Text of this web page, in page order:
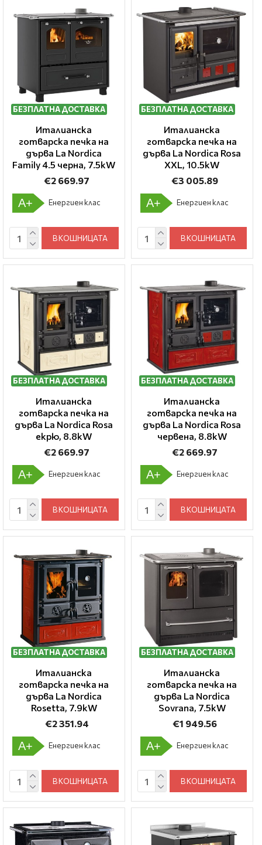
БЕЗПЛАТНА ДОСТАВКА
Италианска
готварска печка на
дърва La Nordica
Family 4.5 черна, 7.5kW
€2 669.97
A+ Енергиен клас
В КОШНИЦАТА
БЕЗПЛАТНА ДОСТАВКА
Италианска
готварска печка на
дърва La Nordica Rosa
XXL, 10.5kW
€3 005.89
A+ Енергиен клас
В КОШНИЦАТА
БЕЗПЛАТНА ДОСТАВКА
Италианска
готварска печка на
дърва La Nordica Rosa
екрю, 8.8kW
€2 669.97
A+ Енергиен клас
В КОШНИЦАТА
БЕЗПЛАТНА ДОСТАВКА
Италианска
готварска печка на
дърва La Nordica Rosa
червена, 8.8kW
€2 669.97
A+ Енергиен клас
В КОШНИЦАТА
БЕЗПЛАТНА ДОСТАВКА
Италианска
готварска печка на
дърва La Nordica
Rosetta, 7.9kW
€2 351.94
A+ Енергиен клас
В КОШНИЦАТА
БЕЗПЛАТНА ДОСТАВКА
Италианска
готварска печка на
дърва La Nordica
Sovrana, 7.5kW
€1 949.56
A+ Енергиен клас
В КОШНИЦАТА